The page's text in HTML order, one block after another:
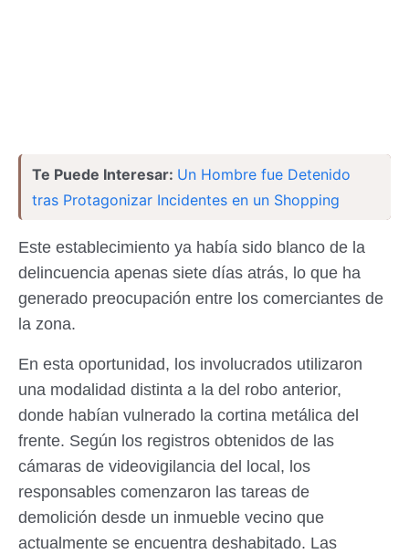
Te Puede Interesar: Un Hombre fue Detenido
tras Protagonizar Incidentes en un Shopping
Este establecimiento ya había sido blanco de la
delincuencia apenas siete días atrás, lo que ha
generado preocupación entre los comerciantes de
la zona.
En esta oportunidad, los involucrados utilizaron
una modalidad distinta a la del robo anterior,
donde habían vulnerado la cortina metálica del
frente. Según los registros obtenidos de las
cámaras de videovigilancia del local, los
responsables comenzaron las tareas de
demolición desde un inmueble vecino que
actualmente se encuentra deshabitado. Las